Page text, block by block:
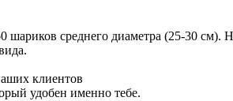
среднего диаметра (25-30 см).
клиентов
удобен именно тебе.